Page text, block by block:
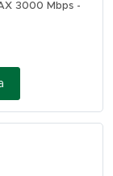
3000 Mbps -